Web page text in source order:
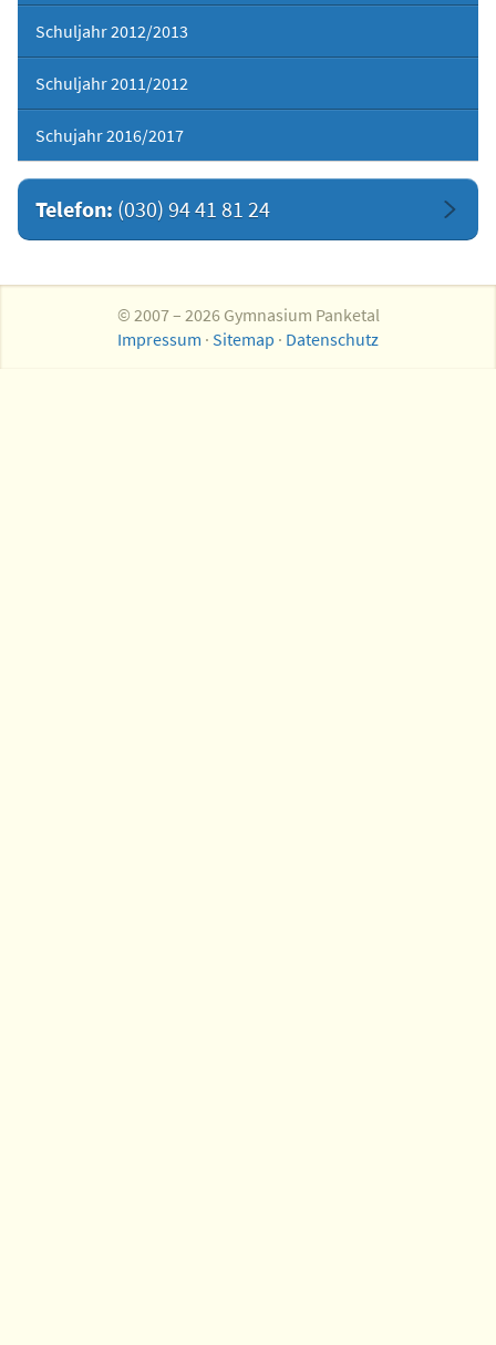
Schuljahr 2012/2013
Schuljahr 2011/2012
Schujahr 2016/2017
Telefon: (030) 94 41 81 24
© 2007 – 2026 Gymnasium Panketal
Impressum · Sitemap · Datenschutz